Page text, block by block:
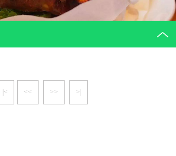
|< << >> >|